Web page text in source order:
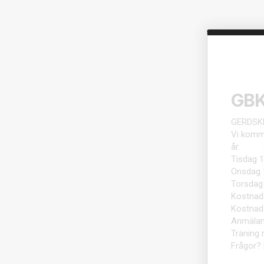
Vi
år.
Tisdag
Onsdag
Torsdag
Kostnad
Träning
Frågor?